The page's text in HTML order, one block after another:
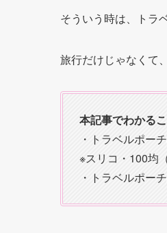
そういう時は、トラ
旅行だけじゃなくて
本記事でわかる
・トラベルポー
※スリコ・100均
・トラベルポー